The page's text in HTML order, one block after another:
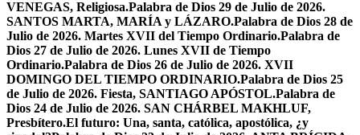
VENEGAS, Religiosa.Palabra de Dios 29 de Julio de 2026.
SANTOS MARTA, MARÍA y LÁZARO.Palabra de Dios 28 de
Julio de 2026. Martes XVII del Tiempo Ordinario.Palabra de
Dios 27 de Julio de 2026. Lunes XVII de Tiempo
Ordinario.Palabra de Dios 26 de Julio de 2026. XVII
DOMINGO DEL TIEMPO ORDINARIO.Palabra de Dios 25
de Julio de 2026. Fiesta, SANTIAGO APÓSTOL.Palabra de
Dios 24 de Julio de 2026. SAN CHÁRBEL MAKHLUF,
Presbítero.El futuro: Una, santa, católica, apostólica, ¿y